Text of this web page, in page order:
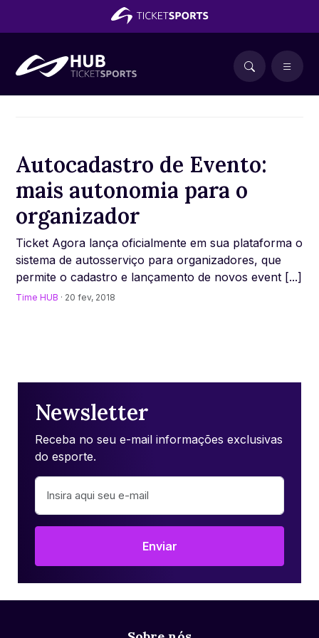
Autocadastro de Evento:
mais autonomia para o
organizador
Ticket Agora lança oficialmente em sua plataforma o
sistema de autosserviço para organizadores, que
permite o cadastro e lançamento de novos event [...]
Time HUB · 20 fev, 2018
Newsletter
Receba no seu e-mail informações exclusivas
do esporte.
Enviar